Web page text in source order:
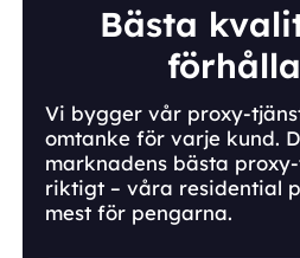
Bästa
Vi bygger vår proxy-
omtanke för varje kund.
marknadens bästa
riktigt – våra residential
mest för pengarna.